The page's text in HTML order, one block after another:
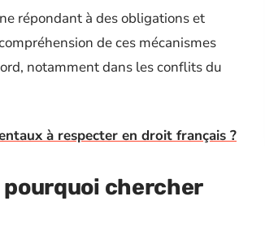
répondant à des obligations et
de ces mécanismes
notamment dans les conflits du
à respecter en droit français ?
pourquoi chercher